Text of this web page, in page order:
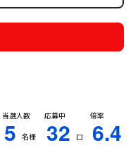
当選人数
5 名様
応募中
32 口
倍率
6.4